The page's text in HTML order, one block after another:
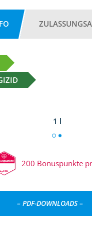
1 l
200 Bonuspunkte
– PDF-DOWNLOADS –